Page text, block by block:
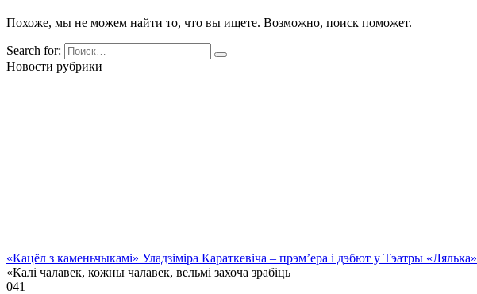
Похоже, мы не можем найти то, что вы ищете. Возможно, поиск поможет.
Search for:
Новости рубрики
«Кацёл з каменьчыкамі» Уладзіміра Караткевіча – прэм’ера і дэбют у Тэатры «Лялька»
«Калі чалавек, кожны чалавек, вельмі захоча зрабіць
041